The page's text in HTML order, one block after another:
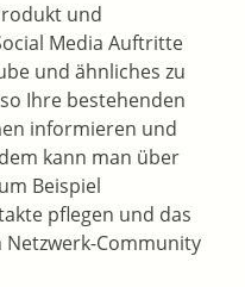
und
Media Auftritte
und ähnliches zu
Ihre bestehenden
informieren und
kann man über
Beispiel
pflegen und das
Community